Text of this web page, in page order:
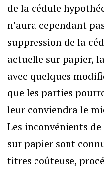
de la cédule
n’aura cependant
suppression de la
actuelle sur papier,
avec quelques
que les parties
leur conviendra le
Les inconvénients
sur papier sont
titres coûteuse,